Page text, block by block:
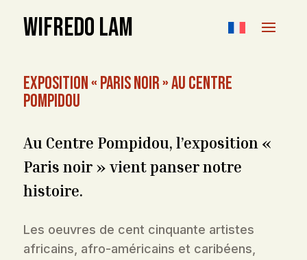
WIFREDO LAM
Exposition « Paris noir » au Centre
Pompidou
Au Centre Pompidou, l’exposition «
Paris noir » vient panser notre
histoire.
Les oeuvres de cent cinquante artistes
africains, afro-américains et caribéens,